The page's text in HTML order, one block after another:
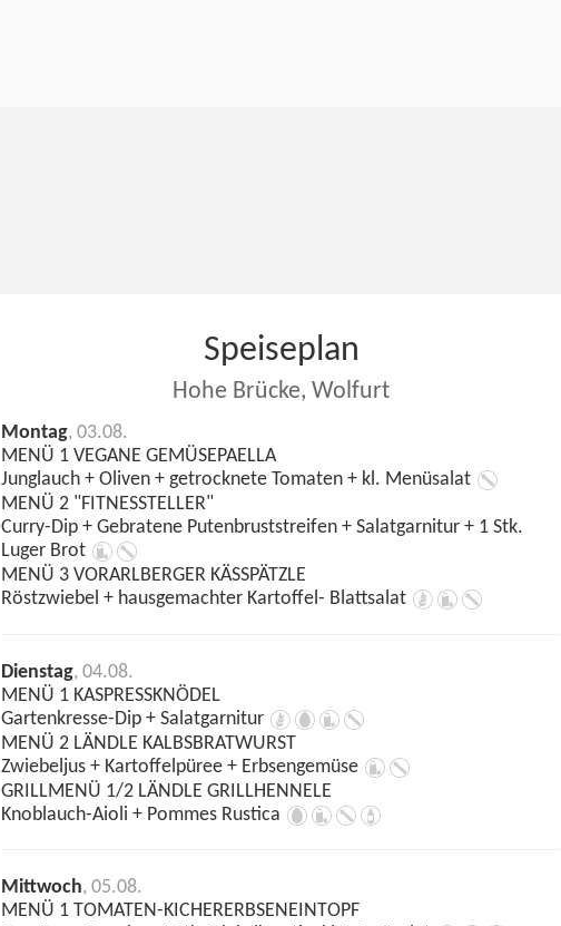
Speiseplan
Hohe Brücke, Wolfurt
Montag, 03.08.
MENÜ 1 VEGANE GEMÜSEPAELLA
Junglauch + Oliven + getrocknete Tomaten + kl. Menüsalat
MENÜ 2 "FITNESSTELLER"
Curry-Dip + Gebratene Putenbruststreifen + Salatgarnitur + 1 Stk.
Luger Brot
MENÜ 3 VORARLBERGER KÄSSPÄTZLE
Röstzwiebel + hausgemachter Kartoffel- Blattsalat
Dienstag, 04.08.
MENÜ 1 KASPRESSKNÖDEL
Gartenkresse-Dip + Salatgarnitur
MENÜ 2 LÄNDLE KALBSBRATWURST
Zwiebeljus + Kartoffelpüree + Erbsengemüse
GRILLMENÜ 1/2 LÄNDLE GRILLHENNELE
Knoblauch-Aioli + Pommes Rustica
Mittwoch, 05.08.
MENÜ 1 TOMATEN-KICHERERBSENEINTOPF